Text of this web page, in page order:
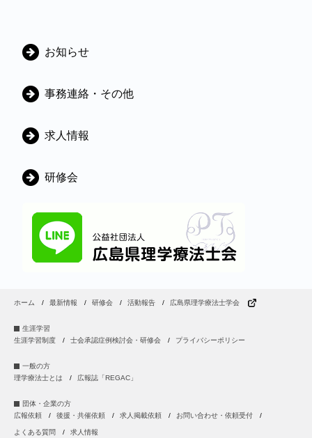
カ
ゴ
ー
お知らせ
事務連絡・その他
求人情報
研修会
ホーム 最新情報 研修会 活動報告 広島県理学療法士学会
生涯学習
生涯学習制度
士会承認症例検討会・研修会 プライバシーポリシー
一般の方
理学療法士とは
広報誌「REGAC」
団体・企業の方
広報依頼
後援・共催依頼 求人掲載依頼 お問い合わせ・依頼受付
よくある質問 求人情報